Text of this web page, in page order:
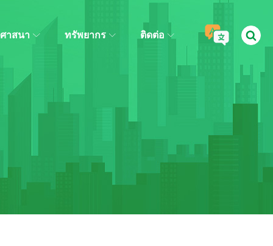
ศาสนา ทรัพยากร ติดต่อ